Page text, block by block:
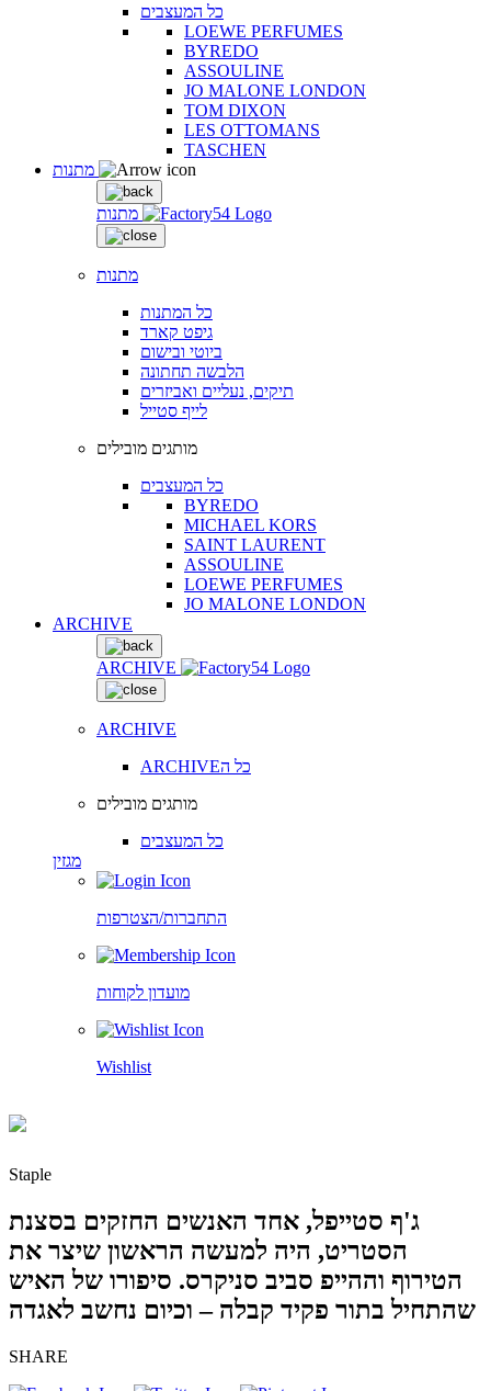
כל המעצבים
LOEWE PERFUMES
BYREDO
ASSOULINE
JO MALONE LONDON
TOM DIXON
LES OTTOMANS
TASCHEN
מתנות
מתנות
כל המתנות
גיפט קארד
ביוטי ובישום
הלבשה תחתונה
תיקים, נעליים ואביזרים
לייף סטייל
מותגים מובילים
כל המעצבים
BYREDO
MICHAEL KORS
SAINT LAURENT
ASSOULINE
LOEWE PERFUMES
JO MALONE LONDON
ARCHIVE
ARCHIVE
ARCHIVE
ARCHIVEכל ה
מותגים מובילים
כל המעצבים
מגזין
התחברות/הצטרפות
מועדון לקוחות
Wishlist
Staple
ג'ף סטייפל, אחד האנשים החזקים בסצנת
הסטריט, היה למעשה הראשון שיצר את
הטירוף וההייפ סביב סניקרס. סיפורו של האיש
שהתחיל בתור פקיד קבלה – וכיום נחשב לאגדה
SHARE